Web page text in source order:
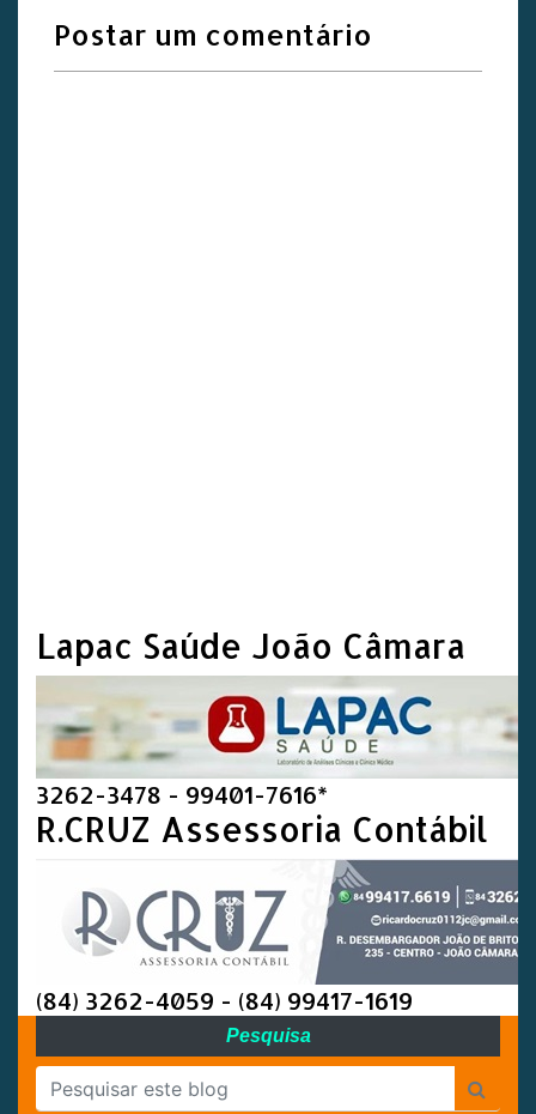
Postar um comentário
Lapac Saúde João Câmara
3262-3478 - 99401-7616*
R.CRUZ Assessoria Contábil
(84) 3262-4059 - (84) 99417-1619
Pesquisa